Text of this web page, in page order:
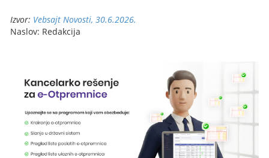
Izvor: Vebsajt Novosti, 30.6.2026.
Naslov: Redakcija